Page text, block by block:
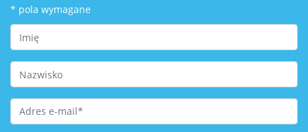
* pola wymagane
First Name
Last Name
Email Address*